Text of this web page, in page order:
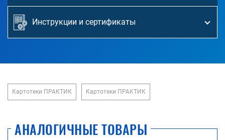
Инструкции и сертификаты
Картотеки ПРАКТИК Картотеки ПРАКТИК
АНАЛОГИЧНЫЕ ТОВАРЫ